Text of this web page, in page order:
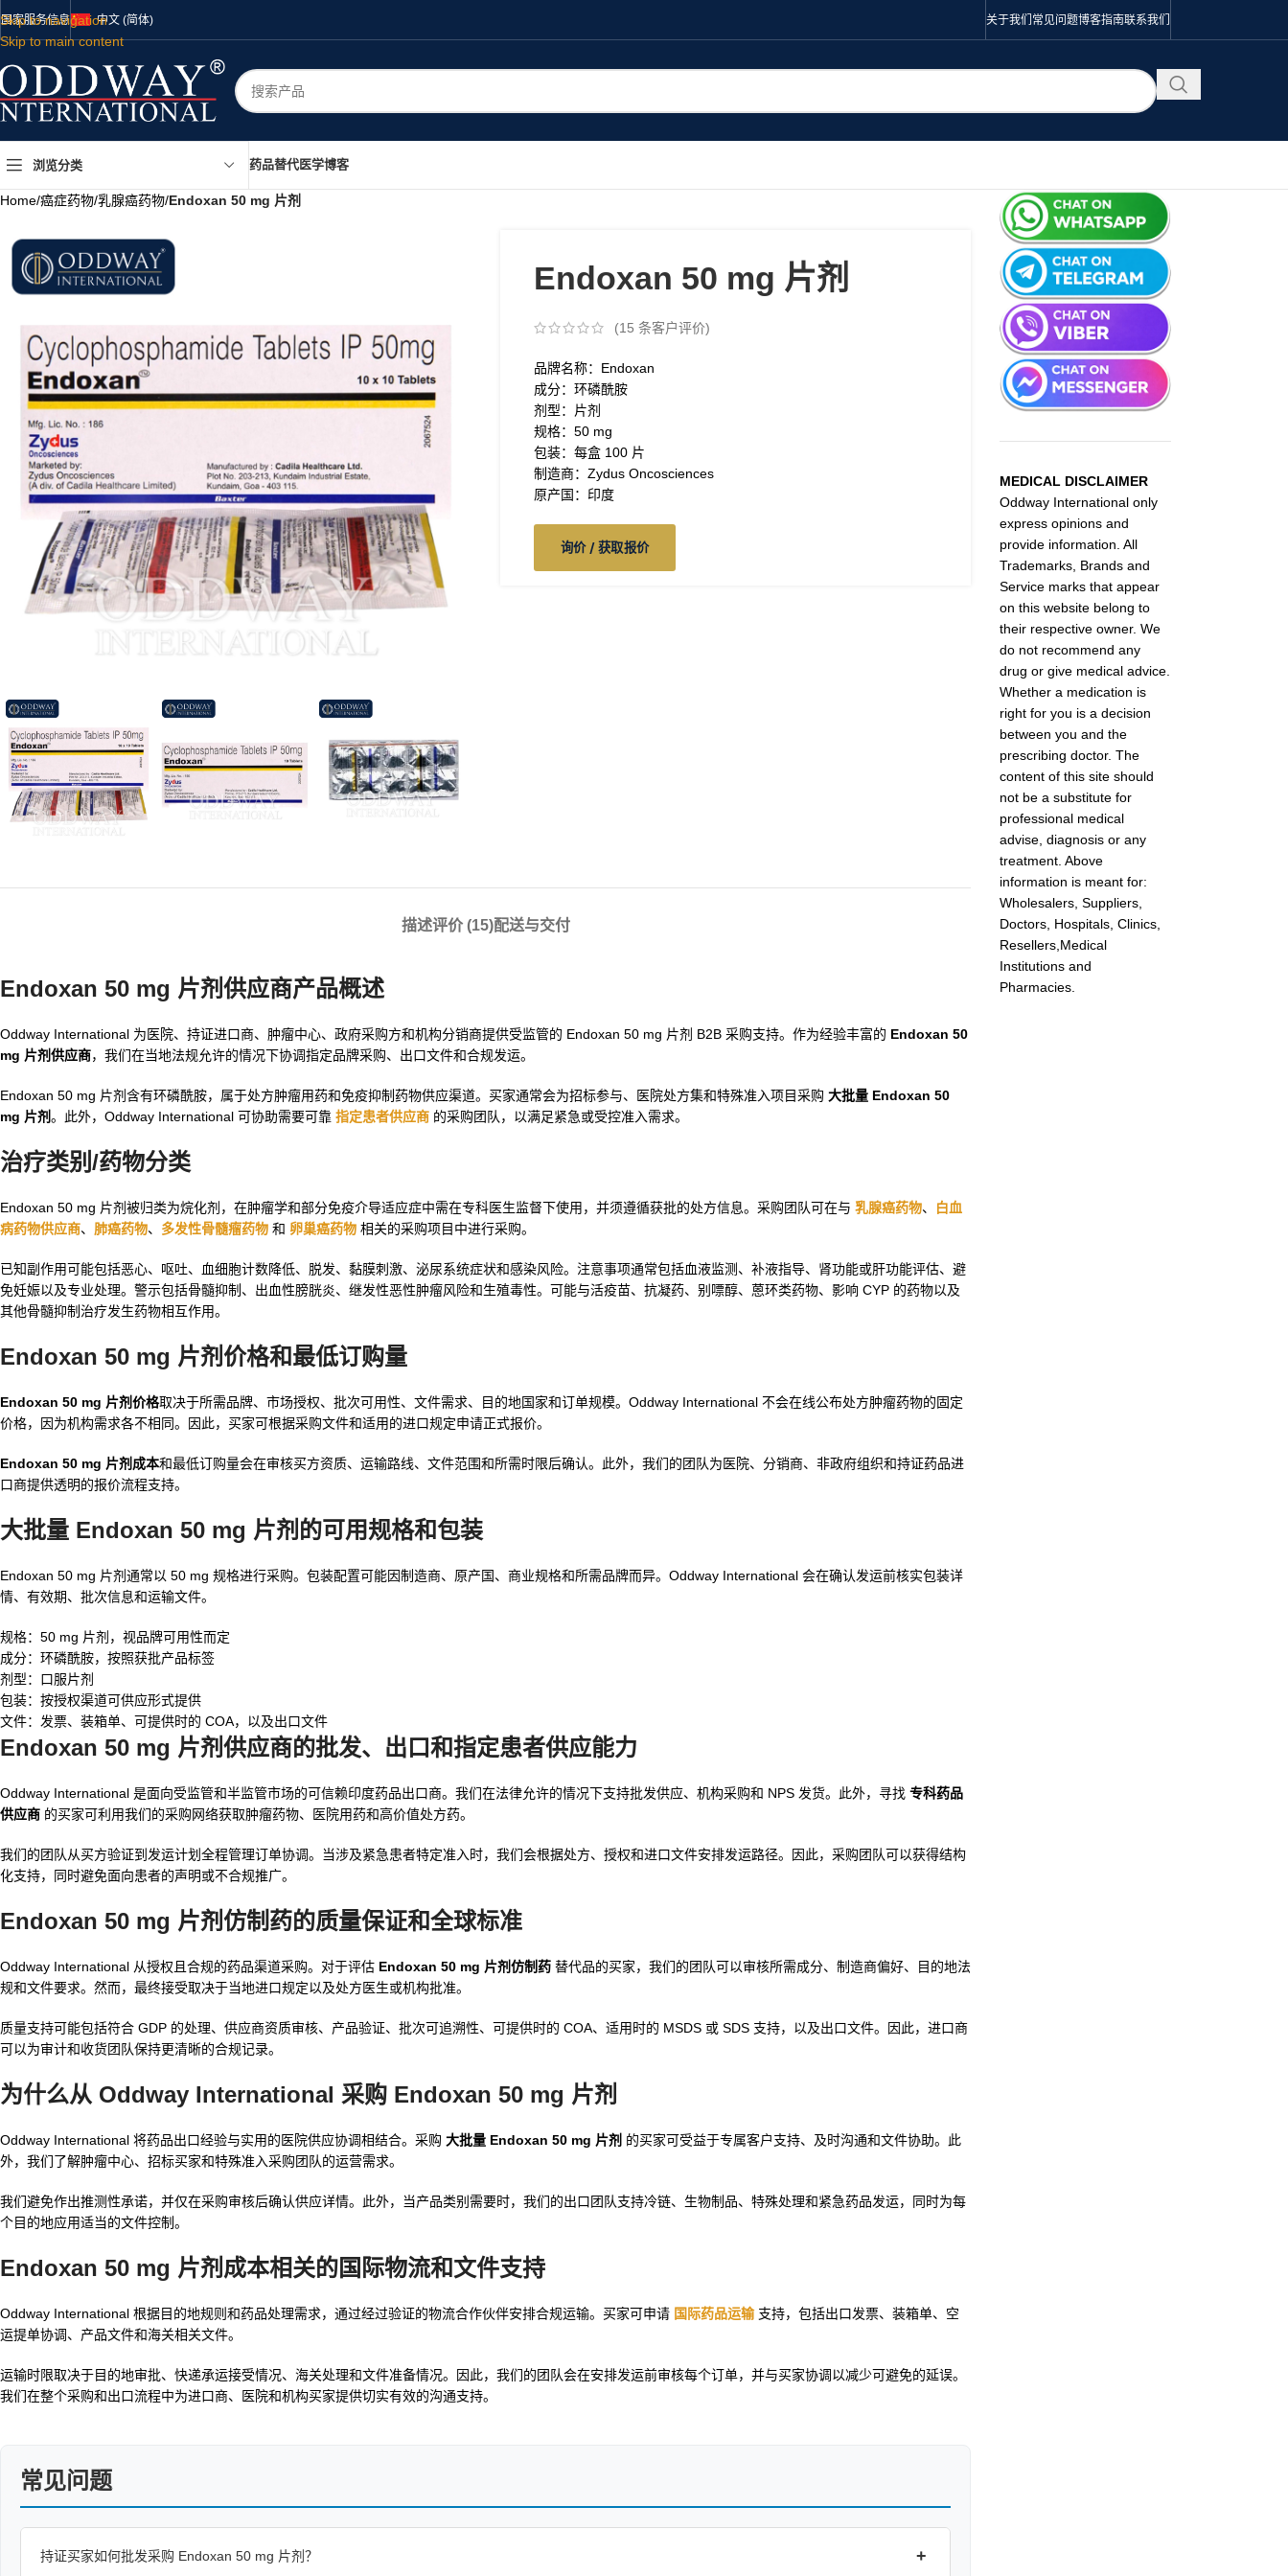
Skip to navigation
Skip to main content
国家服务信息 中文 (简体) 关于我们 常见问题博客指南联系我们
浏览分类 药品替代医学博客
Home/癌症药物/乳腺癌药物/Endoxan 50 mg 片剂
Endoxan 50 mg 片剂
(15 条客户评价)
品牌名称：Endoxan
成分：环磷酰胺
剂型：片剂
规格：50 mg
包装：每盒 100 片
制造商：Zydus Oncosciences
原产国：印度
询价 / 获取报价
描述评价 (15)配送与交付
Endoxan 50 mg 片剂供应商产品概述
Oddway International 为医院、持证进口商、肿瘤中心、政府采购方和机构分销商提供受监管的 Endoxan 50 mg 片剂 B2B 采购支持。作为经验丰富的 Endoxan 50
mg 片剂供应商，我们在当地法规允许的情况下协调指定品牌采购、出口文件和合规发运。
Endoxan 50 mg 片剂含有环磷酰胺，属于处方肿瘤用药和免疫抑制药物供应渠道。买家通常会为招标参与、医院处方集和特殊准入项目采购 大批量 Endoxan 50
mg 片剂。此外，Oddway International 可协助需要可靠 指定患者供应商 的采购团队，以满足紧急或受控准入需求。
治疗类别/药物分类
Endoxan 50 mg 片剂被归类为烷化剂，在肿瘤学和部分免疫介导适应症中需在专科医生监督下使用，并须遵循获批的处方信息。采购团队可在与 乳腺癌药物、
白血
病药物供应商、 肺癌药物、 多发性骨髓瘤药物 和 卵巢癌药物 相关的采购项目中进行采购。
已知副作用可能包括恶心、呕吐、血细胞计数降低、脱发、黏膜刺激、泌尿系统症状和感染风险。注意事项通常包括血液监测、补液指导、肾功能或肝功能评估、避
免妊娠以及专业处理。警示包括骨髓抑制、出血性膀胱炎、继发性恶性肿瘤风险和生殖毒性。可能与活疫苗、抗凝药、别嘌醇、蒽环类药物、影响 CYP 的药物以及
其他骨髓抑制治疗发生药物相互作用。
Endoxan 50 mg 片剂价格和最低订购量
Endoxan 50 mg 片剂价格取决于所需品牌、市场授权、批次可用性、文件需求、目的地国家和订单规模。Oddway International 不会在线公布处方肿瘤药物的固定
价格，因为机构需求各不相同。因此，买家可根据采购文件和适用的进口规定申请正式报价。
Endoxan 50 mg 片剂成本和最低订购量会在审核买方资质、运输路线、文件范围和所需时限后确认。此外，我们的团队为医院、分销商、非政府组织和持证药品进
口商提供透明的报价流程支持。
大批量 Endoxan 50 mg 片剂的可用规格和包装
Endoxan 50 mg 片剂通常以 50 mg 规格进行采购。包装配置可能因制造商、原产国、商业规格和所需品牌而异。Oddway International 会在确认发运前核实包装详
情、有效期、批次信息和运输文件。
规格：50 mg 片剂，视品牌可用性而定
成分：环磷酰胺，按照获批产品标签
剂型：口服片剂
包装：按授权渠道可供应形式提供
文件：发票、装箱单、可提供时的 COA，以及出口文件
Endoxan 50 mg 片剂供应商的批发、出口和指定患者供应能力
Oddway International 是面向受监管和半监管市场的可信赖印度药品出口商。我们在法律允许的情况下支持批发供应、机构采购和 NPS 发货。此外，寻找 专科药品
供应商 的买家可利用我们的采购网络获取肿瘤药物、医院用药和高价值处方药。
我们的团队从买方验证到发运计划全程管理订单协调。当涉及紧急患者特定准入时，我们会根据处方、授权和进口文件安排发运路径。因此，采购团队可以获得结构
化支持，同时避免面向患者的声明或不合规推广。
Endoxan 50 mg 片剂仿制药的质量保证和全球标准
Oddway International 从授权且合规的药品渠道采购。对于评估 Endoxan 50 mg 片剂仿制药 替代品的买家，我们的团队可以审核所需成分、制造商偏好、目的地法
规和文件要求。然而，最终接受取决于当地进口规定以及处方医生或机构批准。
质量支持可能包括符合 GDP 的处理、供应商资质审核、产品验证、批次可追溯性、可提供时的 COA、适用时的 MSDS 或 SDS 支持，以及出口文件。因此，进口商
可以为审计和收货团队保持更清晰的合规记录。
为什么从 Oddway International 采购 Endoxan 50 mg 片剂
Oddway International 将药品出口经验与实用的医院供应协调相结合。采购 大批量 Endoxan 50 mg 片剂 的买家可受益于专属客户支持、及时沟通和文件协助。此
外，我们了解肿瘤中心、招标买家和特殊准入采购团队的运营需求。
我们避免作出推测性承诺，并仅在采购审核后确认供应详情。此外，当产品类别需要时，我们的出口团队支持冷链、生物制品、特殊处理和紧急药品发运，同时为每
个目的地应用适当的文件控制。
Endoxan 50 mg 片剂成本相关的国际物流和文件支持
Oddway International 根据目的地规则和药品处理需求，通过经过验证的物流合作伙伴安排合规运输。买家可申请 国际药品运输支持，包括出口发票、装箱单、空
运提单协调、产品文件和海关相关文件。
运输时限取决于目的地审批、快递承运接受情况、海关处理和文件准备情况。因此，我们的团队会在安排发运前审核每个订单，并与买家协调以减少可避免的延误。
我们在整个采购和出口流程中为进口商、医院和机构买家提供切实有效的沟通支持。
常见问题
持证买家如何批发采购 Endoxan 50 mg 片剂？ +
MEDICAL DISCLAIMER
Oddway International only
express opinions and
provide information. All
Trademarks, Brands and
Service marks that appear
on this website belong to
their respective owner. We
do not recommend any
drug or give medical advice.
Whether a medication is
right for you is a decision
between you and the
prescribing doctor. The
content of this site should
not be a substitute for
professional medical
advise, diagnosis or any
treatment. Above
information is meant for:
Wholesalers, Suppliers,
Doctors, Hospitals, Clinics,
Resellers,Medical
Institutions and
Pharmacies.